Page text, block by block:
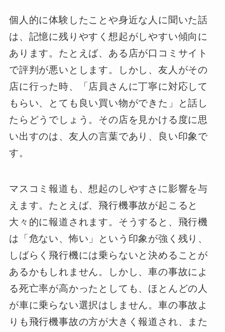
個人的に体験したことや身近な人に聞いた話
は、記憶に残りやすく想起がしやすい傾向に
あります。たとえば、ある店が口コミサイト
で評判が悪いとします。しかし、友人がその
店に行った時、「店員さんに丁寧に対応して
もらい、とても良い買い物ができた」と話し
たらどうでしょう。その店を見かける度に思
い出すのは、友人の言葉であり、良い印象で
す。
マスコミ報道も、想起のしやすさに影響を与
えます。たとえば、飛行機事故が起こると
大々的に報道されます。そうすると、飛行機
は「危ない、怖い」という印象が強く残り、
しばらく飛行機には乗らないと決めることが
あるかもしれません。しかし、車の事故によ
る死亡率が高かったとしても、ほとんどの人
が車に乗らない選択はしません。車の事故よ
りも飛行機事故の方が大きく報道され、また